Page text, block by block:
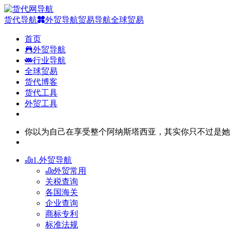
货代导航 外贸导航贸易导航全球贸易
首页
外贸导航
行业导航
全球贸易
货代博客
货代工具
外贸工具
你以为自己在享受整个阿纳斯塔西亚，其实你只不过是
1.外贸导航
外贸常用
关税查询
各国海关
企业查询
商标专利
标准法规